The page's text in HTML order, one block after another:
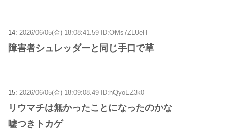
14: 2026/06/05(金) 18:08:41.59 ID:OMs7ZLUeH
障害者シュレッダーと同じ手口で草
15: 2026/06/05(金) 18:09:08.49 ID:hQyoEZ3k0
リウマチは無かったことになったのかな
嘘つきトカゲ